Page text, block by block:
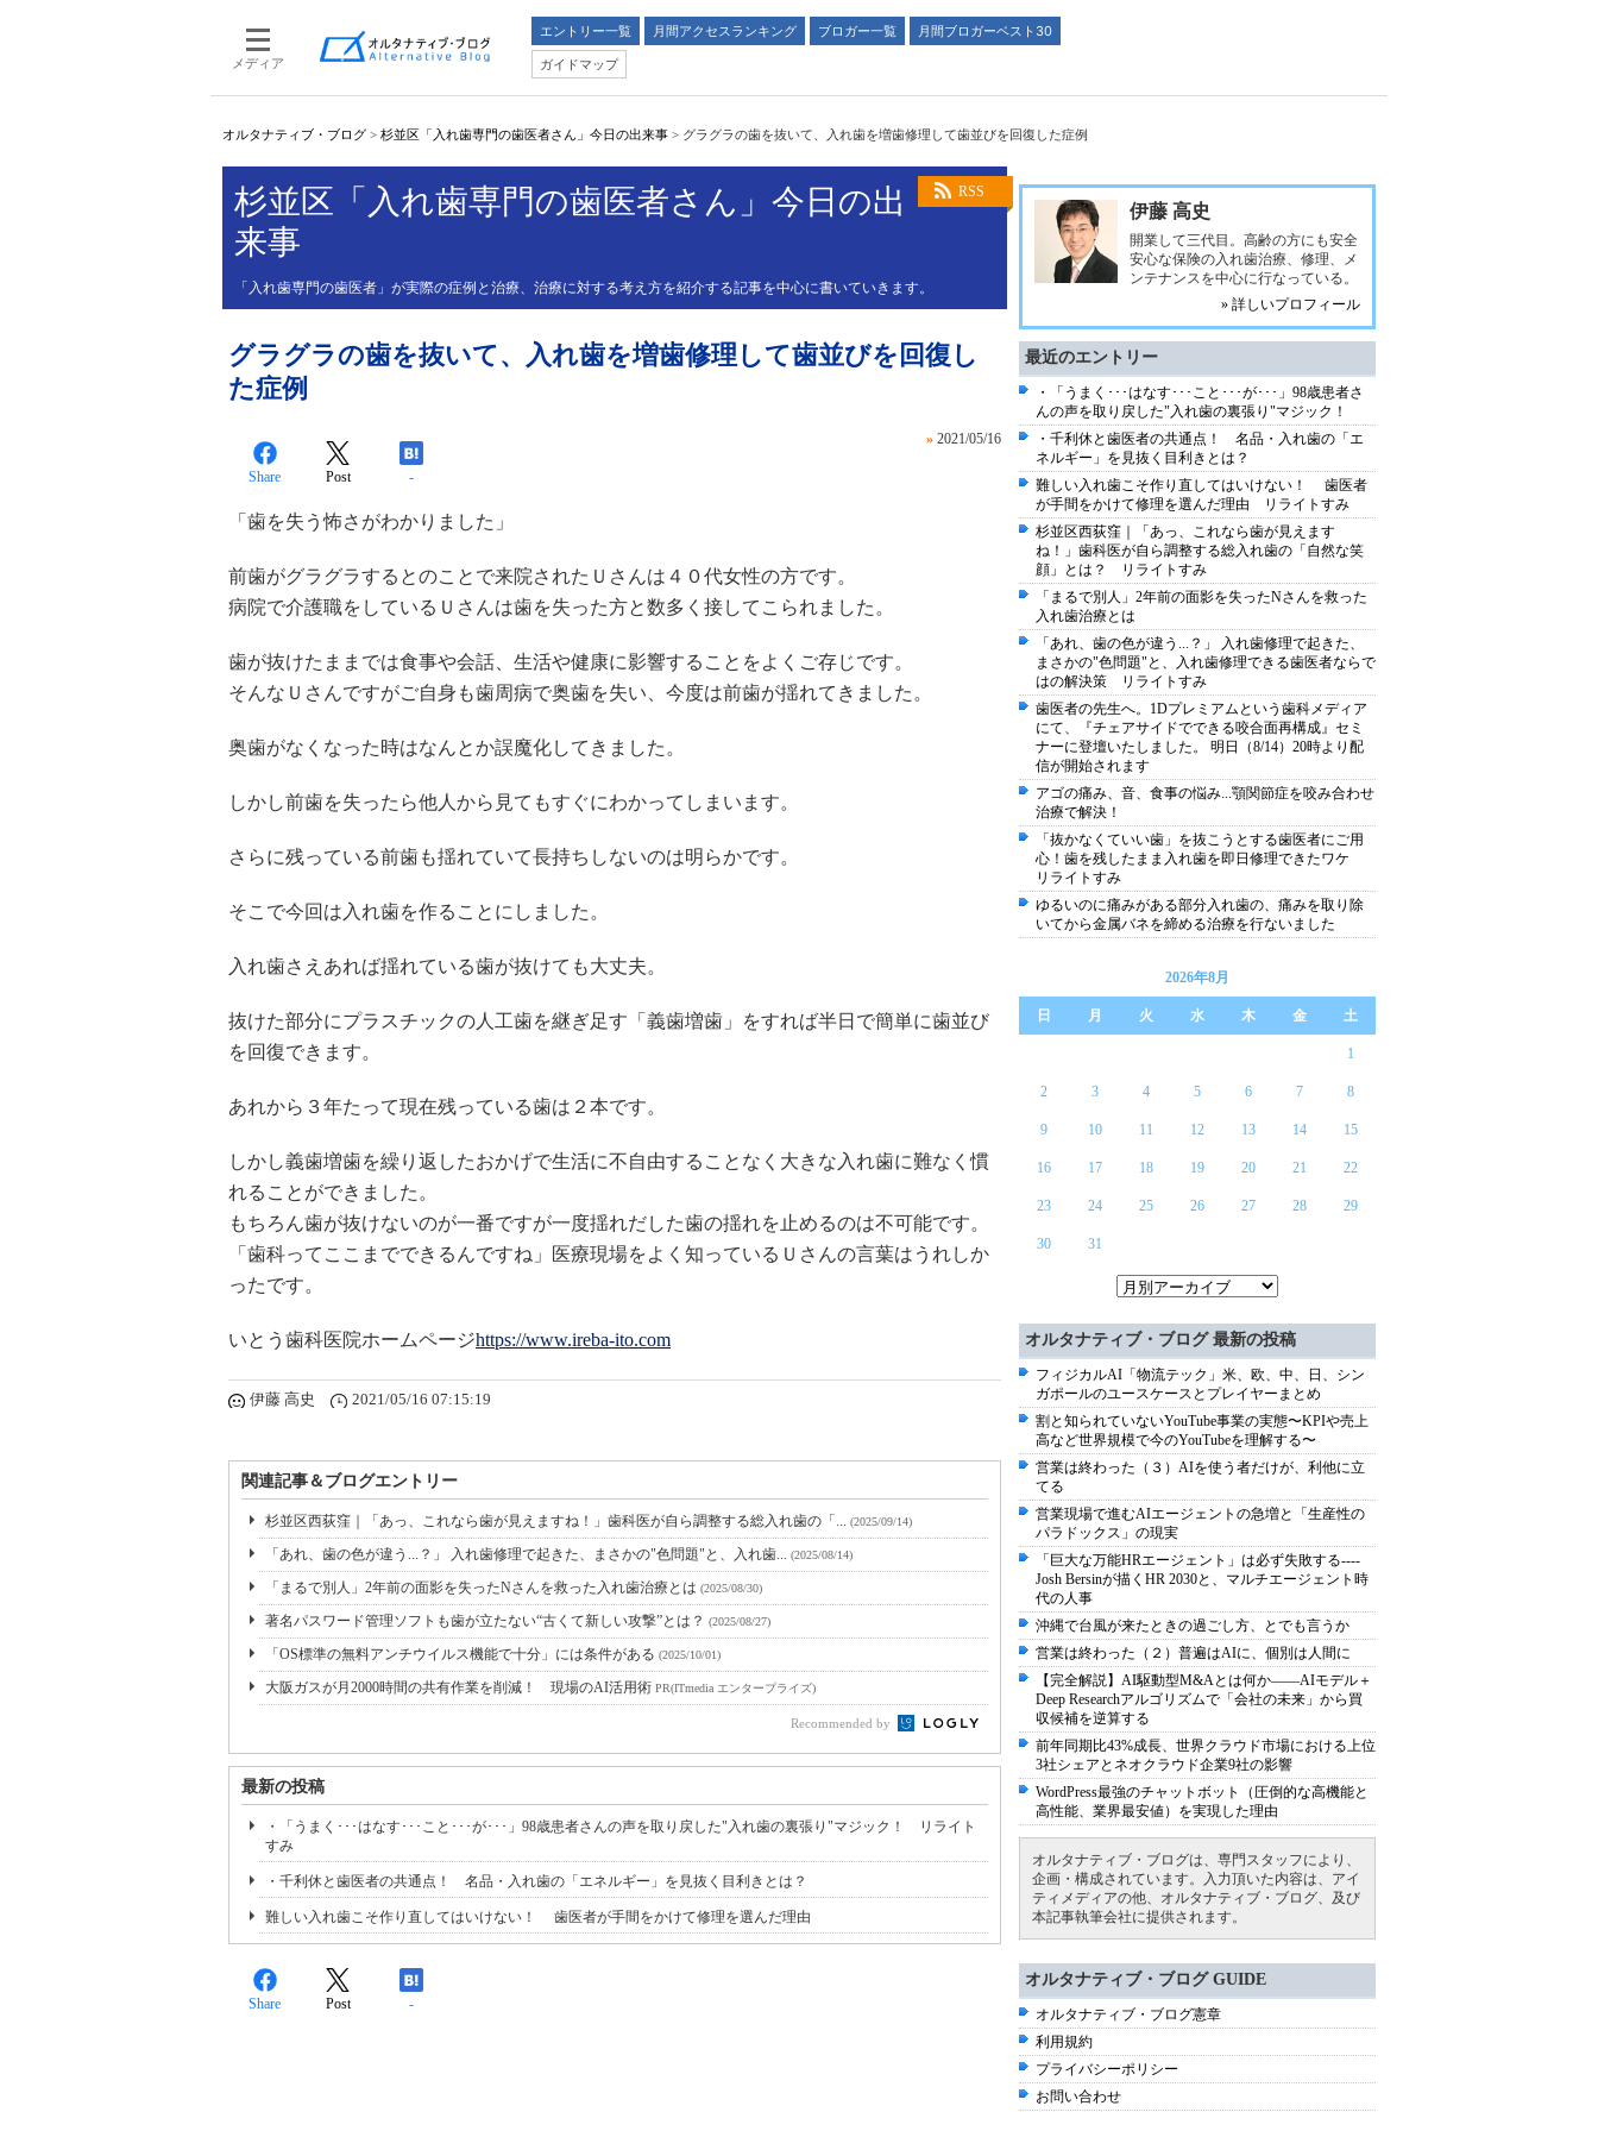
メディア
エントリー一覧 月間アクセスランキング ブロガー一覧
月間ブロガーベスト30
ガイドマップ
オルタナティブ・ブログ > 杉並区「入れ歯専門の歯医者さん」今日の出来事 > グラグラの歯を抜いて、入れ歯を増歯修理して歯並びを回復した症例
RSS
杉並区「入れ歯専門の歯医者さん」今日の出
来事
「入れ歯専門の歯医者」が実際の症例と治療、治療に対する考え方を紹介する記事を中心に書いていきます。
グラグラの歯を抜いて、入れ歯を増歯修理して歯並びを回復し
た症例
» 2021/05/16
Share Post -
「歯を失う怖さがわかりました」
前歯がグラグラするとのことで来院されたＵさんは４０代女性の方です。
病院で介護職をしているＵさんは歯を失った方と数多く接してこられました。
歯が抜けたままでは食事や会話、生活や健康に影響することをよくご存じです。
そんなＵさんですがご自身も歯周病で奥歯を失い、今度は前歯が揺れてきました。
奥歯がなくなった時はなんとか誤魔化してきました。
しかし前歯を失ったら他人から見てもすぐにわかってしまいます。
さらに残っている前歯も揺れていて長持ちしないのは明らかです。
そこで今回は入れ歯を作ることにしました。
入れ歯さえあれば揺れている歯が抜けても大丈夫。
抜けた部分にプラスチックの人工歯を継ぎ足す「義歯増歯」をすれば半日で簡単に歯並び
を回復できます。
あれから３年たって現在残っている歯は２本です。
しかし義歯増歯を繰り返したおかげで生活に不自由することなく大きな入れ歯に難なく慣
れることができました。
もちろん歯が抜けないのが一番ですが一度揺れだした歯の揺れを止めるのは不可能です。
「歯科ってここまでできるんですね」医療現場をよく知っているＵさんの言葉はうれしか
ったです。
いとう歯科医院ホームページhttps://www.ireba-ito.com
伊藤 高史 2021/05/16 07:15:19
関連記事＆ブログエントリー
杉並区西荻窪｜「あっ、これなら歯が見えますね！」歯科医が自ら調整する総入れ歯の「... (2025/09/14)
「あれ、歯の色が違う...？」 入れ歯修理で起きた、まさかの"色問題"と、入れ歯... (2025/08/14)
「まるで別人」2年前の面影を失ったNさんを救った入れ歯治療とは (2025/08/30)
著名パスワード管理ソフトも歯が立たない“古くて新しい攻撃”とは？ (2025/08/27)
「OS標準の無料アンチウイルス機能で十分」には条件がある (2025/10/01)
大阪ガスが月2000時間の共有作業を削減！ 現場のAI活用術 PR(ITmedia エンタープライズ)
Recommended by
最新の投稿
・「うまく･･･はなす･･･こと･･･が･･･」98歳患者さんの声を取り戻した"入れ歯の裏張り"マジック！ リライト
すみ
・千利休と歯医者の共通点！ 名品・入れ歯の「エネルギー」を見抜く目利きとは？
難しい入れ歯こそ作り直してはいけない！ 歯医者が手間をかけて修理を選んだ理由
Share Post -
伊藤 高史
開業して三代目。高齢の方にも安全
安心な保険の入れ歯治療、修理、メ
ンテナンスを中心に行なっている。
» 詳しいプロフィール
最近のエントリー
・「うまく･･･はなす･･･こと･･･が･･･」98歳患者さ
んの声を取り戻した"入れ歯の裏張り"マジック！
・千利休と歯医者の共通点！ 名品・入れ歯の「エ
ネルギー」を見抜く目利きとは？
難しい入れ歯こそ作り直してはいけない！ 歯医者
が手間をかけて修理を選んだ理由 リライトすみ
杉並区西荻窪｜「あっ、これなら歯が見えます
ね！」歯科医が自ら調整する総入れ歯の「自然な笑
顔」とは？ リライトすみ
「まるで別人」2年前の面影を失ったNさんを救った
入れ歯治療とは
「あれ、歯の色が違う...？」 入れ歯修理で起きた、
まさかの"色問題"と、入れ歯修理できる歯医者ならで
はの解決策 リライトすみ
歯医者の先生へ。1Dプレミアムという⻭科メディア
にて、『チェアサイドでできる咬合⾯再構成』セミ
ナーに登壇いたしました。 明⽇（8/14）20時より配
信が開始されます
アゴの痛み、音、食事の悩み...顎関節症を咬み合わせ
治療で解決！
「抜かなくていい歯」を抜こうとする歯医者にご用
心！歯を残したまま入れ歯を即日修理できたワケ
リライトすみ
ゆるいのに痛みがある部分入れ歯の、痛みを取り除
いてから金属バネを締める治療を行ないました
2026年8月
日 月 火 水 木 金 土
1
2 3 4 5 6 7 8
9 10 11 12 13 14 15
16 17 18 19 20 21 22
23 24 25 26 27 28 29
30 31
オルタナティブ・ブログ 最新の投稿
フィジカルAI「物流テック」米、欧、中、日、シン
ガポールのユースケースとプレイヤーまとめ
割と知られていないYouTube事業の実態〜KPIや売上
高など世界規模で今のYouTubeを理解する〜
営業は終わった（３）AIを使う者だけが、利他に立
てる
営業現場で進むAIエージェントの急増と「生産性の
パラドックス」の現実
「巨大な万能HRエージェント」は必ず失敗する----
Josh Bersinが描くHR 2030と、マルチエージェント時
代の人事
沖縄で台風が来たときの過ごし方、とでも言うか
営業は終わった（２）普遍はAIに、個別は人間に
【完全解説】AI駆動型M&Aとは何か――AIモデル＋
Deep Researchアルゴリズムで「会社の未来」から買
収候補を逆算する
前年同期比43%成長、世界クラウド市場における上位
3社シェアとネオクラウド企業9社の影響
WordPress最強のチャットボット（圧倒的な高機能と
高性能、業界最安値）を実現した理由
オルタナティブ・ブログは、専門スタッフにより、
企画・構成されています。入力頂いた内容は、アイ
ティメディアの他、オルタナティブ・ブログ、及び
本記事執筆会社に提供されます。
オルタナティブ・ブログ GUIDE
オルタナティブ・ブログ憲章
利用規約
プライバシーポリシー
お問い合わせ